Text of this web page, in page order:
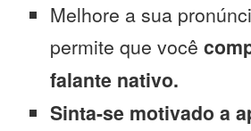
Melhore a sua
permite que você
falante nativo.
Sinta-se motivado a